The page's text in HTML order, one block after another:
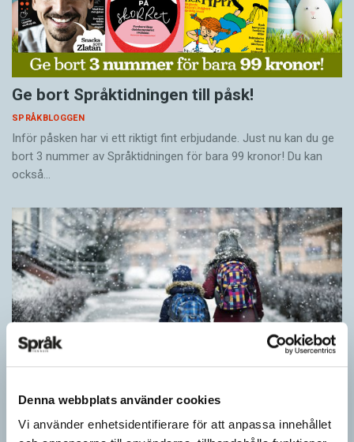
Denna webbplats använder cookies
Vi använder enhetsidentifierare för att anpassa innehållet
Ge bort Språktidningen till påsk!
SPRÅKBLOGGEN
Inför påsken har vi ett riktigt fint erbjudande. Just nu kan du ge
bort 3 nummer av Språktidningen för bara 99 kronor! Du kan
också…